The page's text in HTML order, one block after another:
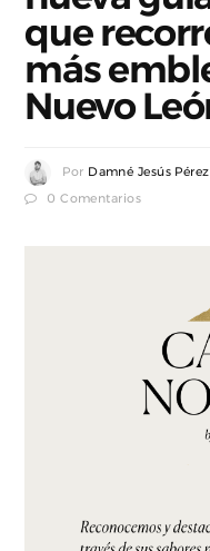
que
más
Nuevo
Por Damné Jesús
0 Comentarios